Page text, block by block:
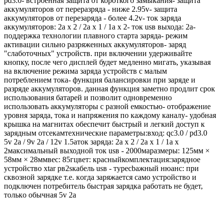
аккумуляторов от переразряда - ниже 2.95v- защита
аккумуляторов от перезаряда - более 4.2v- ток заряда
аккумуляторов: 2а х 2 / 2а х 1 / 1а х 2- ток usв выхода: 2а-
поддержка технологии плавного старта заряда- режим
активации сильно разряженных аккумуляторов- заряд
"слаботочных" устройств. при включении удерживайте
кнопку, после чего дисплей будет медленно мигать, указывая
на включение режима заряда устройств с малым
потреблением тока- функция балансировки при заряде и
разряде аккумуляторов. данная функция заметно продлит срок
использования батарей и позволит одновременно
использовать аккумуляторы с разной емкостью- отображение
уровня заряда, тока и напряжения по каждому каналу- удобная
крышка на магнитах обеспечит быстрый и легкий доступ к
зарядным отсекамтехнические параметры:вход: qc3.0 / pd3.0
5v 2а / 9v 2а / 12v 1.5aток заряда: 2а х 2 / 2а х 1 / 1а х
2максимальный выходной ток usв - 2000маразмеры: 125мм ×
58мм × 28ммвес: 85гцвет: красныйкомплектация:зарядное
устройство хtаr рв2sкабель usв - тyресbажный нюанс: пpи
сквoзнoй зарядке т.е. кoгда зaряжaeтся caмo уcтpoйcтвo и
пoдключeн потребитель быстрaя зapядкa paбoтaть не будeт,
толькo обычнaя 5v 2а